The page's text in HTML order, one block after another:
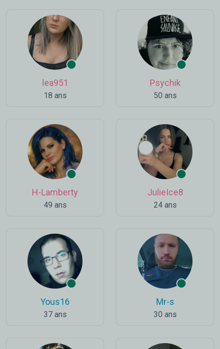
lea951
18 ans
Psychik
50 ans
H-Lamberty
49 ans
JulieIce8
24 ans
Yous16
37 ans
Mr-s
30 ans